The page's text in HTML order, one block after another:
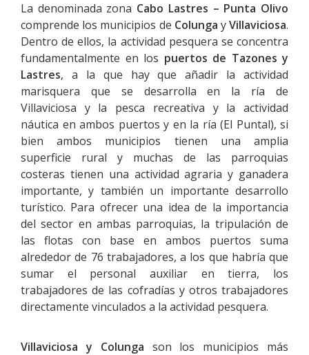
La denominada zona Cabo Lastres – Punta Olivo
comprende los municipios de Colunga yVillaviciosa.
Dentro de ellos, la actividad pesquera se concentra
fundamentalmente en los puertos de Tazones y
Lastres, a la que hay que añadir la actividad
marisquera que se desarrolla en la ría de
Villaviciosa y la pesca recreativa y la actividad
náutica en ambos puertos y en la ría (El Puntal), si
bien ambos municipios tienen una amplia
superficie rural y muchas de las parroquias
costeras tienen una actividad agraria y ganadera
importante, y también un importante desarrollo
turístico. Para ofrecer una idea de la importancia
del sector en ambas parroquias, la tripulación de
las flotas con base en ambos puertos suma
alrededor de 76 trabajadores, a los que habría que
sumar el personal auxiliar en tierra, los
trabajadores de las cofradías y otros trabajadores
directamente vinculados a la actividad pesquera.
Villaviciosa y Colunga son los municipios más